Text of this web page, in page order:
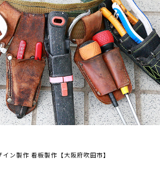
ン製作 看板製作【大阪府吹田市】